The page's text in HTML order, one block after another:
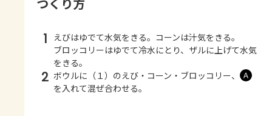
つくり方
1
えびはゆでて水気をきる。コーンは汁気をきる。
ブロッコリーはゆでて冷水にとり、ザルに上げて水気
をきる。
2 ボウルに（１）のえび・コーン・ブロッコリー、 Ａ
を入れて混ぜ合わせる。